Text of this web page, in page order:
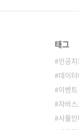
태그
인공지
데이
이벤트
자바
사물